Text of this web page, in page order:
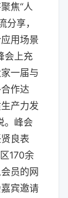
焦“人
分享，
用场景
会上充
一届与
作达
产力发
。峰会
良表
170余
员的网
宾邀请